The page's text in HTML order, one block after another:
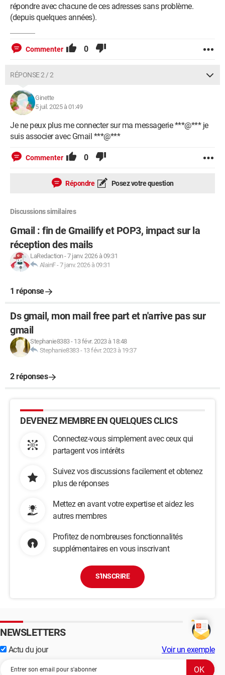
répondre avec chacune de ces adresses sans problème.
(depuis quelques années).
Commenter 0
RÉPONSE 2 / 2
Ginette
5 juil. 2025 à 01:49
Je ne peux plus me connecter sur ma messagerie ***@*** je
suis associer avec Gmail ***@***
Commenter 0
Répondre Posez votre question
Discussions similaires
Gmail : fin de Gmailify et POP3, impact sur la
réception des mails
LaRedaction-7 janv. 2026 à 09:31
AlainF-7 janv. 2026 à 09:31
1 réponse
Ds gmail, mon mail free part et n'arrive pas sur
gmail
Stephanie8383- 13 févr. 2023 à 18:48
Stephanie8383- 13 févr. 2023 à 19:37
2 réponses
DEVENEZ MEMBRE EN QUELQUES CLICS
Connectez-vous simplement avec ceux qui
partagent vos intérêts
Suivez vos discussions facilement et obtenez
plus de réponses
Mettez en avant votre expertise et aidez les
autres membres
Profitez de nombreuses fonctionnalités
supplémentaires en vous inscrivant
S'INSCRIRE
NEWSLETTERS
Actu du jour Voir un exemple